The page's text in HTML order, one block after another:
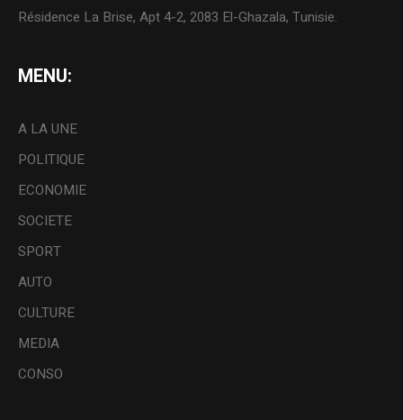
Résidence La Brise, Apt 4-2, 2083 El-Ghazala, Tunisie.
MENU:
A LA UNE
POLITIQUE
ECONOMIE
SOCIETE
SPORT
AUTO
CULTURE
MEDIA
CONSO